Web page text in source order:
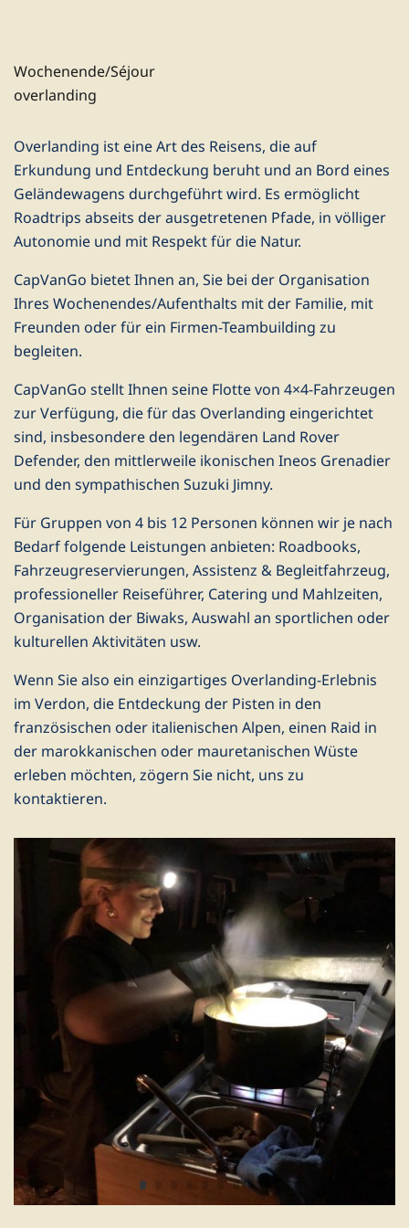
Wochenende/Séjour
overlanding
Overlanding ist eine Art des Reisens, die auf
Erkundung und Entdeckung beruht und an Bord eines
Geländewagens durchgeführt wird. Es ermöglicht
Roadtrips abseits der ausgetretenen Pfade, in völliger
Autonomie und mit Respekt für die Natur.
CapVanGo bietet Ihnen an, Sie bei der Organisation
Ihres Wochenendes/Aufenthalts mit der Familie, mit
Freunden oder für ein Firmen-Teambuilding zu
begleiten.
CapVanGo stellt Ihnen seine Flotte von 4×4-Fahrzeugen
zur Verfügung, die für das Overlanding eingerichtet
sind, insbesondere den legendären Land Rover
Defender, den mittlerweile ikonischen Ineos Grenadier
und den sympathischen Suzuki Jimny.
Für Gruppen von 4 bis 12 Personen können wir je nach
Bedarf folgende Leistungen anbieten: Roadbooks,
Fahrzeugreservierungen, Assistenz & Begleitfahrzeug,
professioneller Reiseführer, Catering und Mahlzeiten,
Organisation der Biwaks, Auswahl an sportlichen oder
kulturellen Aktivitäten usw.
Wenn Sie also ein einzigartiges Overlanding-Erlebnis
im Verdon, die Entdeckung der Pisten in den
französischen oder italienischen Alpen, einen Raid in
der marokkanischen oder mauretanischen Wüste
erleben möchten, zögern Sie nicht, uns zu
kontaktieren.